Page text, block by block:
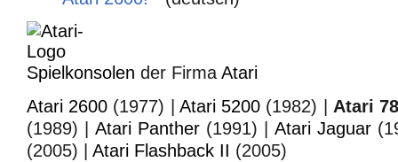
Spielkonsolen der Firma Atari
Atari 2600 (1977) | Atari 5200 (1982) | Atari
(1989) | Atari Panther(1991) | Atari Jaguar
(2005) | Atari Flashback II (2005)